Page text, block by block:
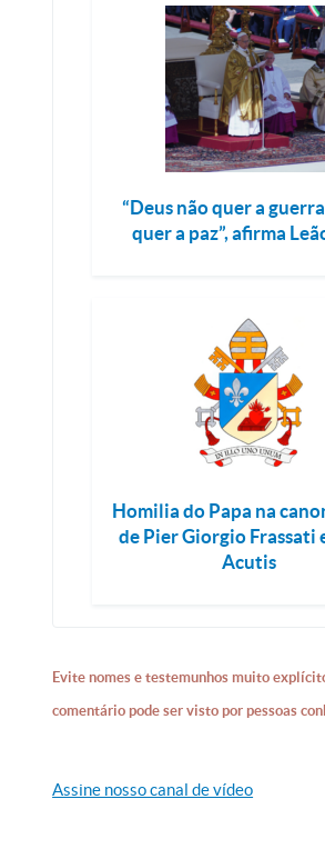
“Deus não quer a
quer a paz”, afirma
Homilia do Papa na
de Pier Giorgio Frassati
Acutis
Evite nomes e testemunhos muito
comentário pode ser visto por pessoas
Assine nosso canal de vídeo